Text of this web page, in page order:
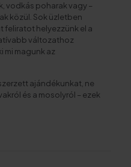
vodkás poharak vagy –
közül. Sok üzletben
feliratot helyezzünk el a
változathoz
mi magunk az
ajándékunkat, ne
és a mosolyról – ezek